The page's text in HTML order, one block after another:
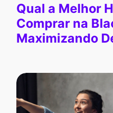
Qual a Melhor
Comprar na
Maximizando